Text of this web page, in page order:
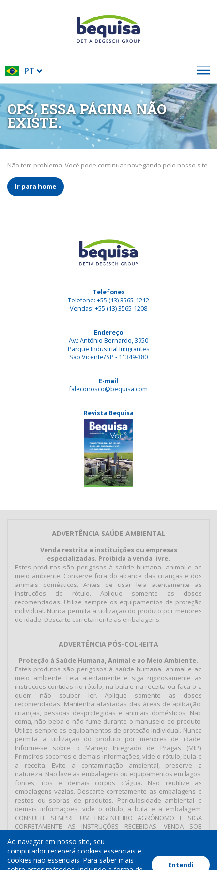
PT
OPS, ESSA PÁGINA NÃO
EXISTE.
Não tem problema. Você pode continuar navegando pelo nosso site.
Ir para home
Telefones
Telefone: +55 (13) 3565-1212
Vendas: +55 (13) 3565-1208
Endereço
Av.: Antônio Bernardo, 3950
Parque Industrial Imigrantes
São Vicente/SP - 11349-380
E-mail
faleconosco@bequisa.com
Revista Bequisa
ADVERTÊNCIA SAÚDE AMBIENTAL
Venda restrita a instituições ou empresas
especializadas. Proibida a venda livre.
Estes produtos são perigosos à saúde humana, animal e ao
meio ambiente. Conserve fora do alcance das crianças e dos
animais domésticos. Antes de usar leia atentamente as
instruções do rótulo. Aplique somente as doses
recomendadas. Utilize sempre os equipamentos de proteção
individual. Nunca permita a utilização do produto por menores
de idade. Descarte corretamente as embalagens.
ADVERTÊNCIA PÓS-COLHEITA
Proteção à Saúde Humana, Animal e ao Meio Ambiente.
Estes produtos são perigosos à saúde humana, animal e ao
meio ambiente. Leia atentamente e siga rigorosamente as
instruções contidas no rótulo, na bula e na receita ou faça-o a
quem não souber ler. Aplique somente as doses
recomendadas. Mantenha afastadas das áreas de aplicação,
crianças, pessoas desprotegidas e animais domésticos. Não
coma, não beba e não fume durante o manuseio do produto.
Utilize sempre os equipamentos de proteção individual. Nunca
permita a utilização do produto por menores de idade.
Informe-se sobre o Manejo Integrado de Pragas (MIP).
Primeiros socorros e demais informações, vide o rótulo, bula e
a receita. Evite a contaminação ambiental, preserve a
natureza. Não lave as embalagens ou equipamentos em lagos,
fontes, rios e demais corpos d’água. Não reutilize as
embalagens vazias. Descarte corretamente as embalagens e
restos ou sobras de produtos. Periculosidade ambiental e
demais informações, vide o rótulo, a bula e a embalagem.
CONSULTE SEMPRE UM ENGENHEIRO AGRÔNOMO E SIGA
CORRETAMENTE AS INSTRUÇÕES RECEBIDAS. VENDA SOB
Termos de Uso Política de Cookies Política de Privacidade
Ao navegar em nosso site, seu
computador receberá cookies essenciais e
cookies não essenciais. Para saber mais
Entendi